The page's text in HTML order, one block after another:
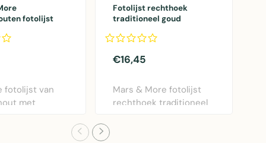
fotolijst
fotolijst van
met
Fotolijst rechthoek
traditioneel goud
€16,45
Mars & More fotolijst
rechthoek traditioneel